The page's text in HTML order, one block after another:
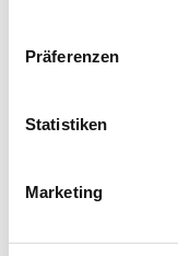
Präferenzen
Statistiken
Marketing
2025